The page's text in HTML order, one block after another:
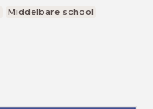
Middelbare school